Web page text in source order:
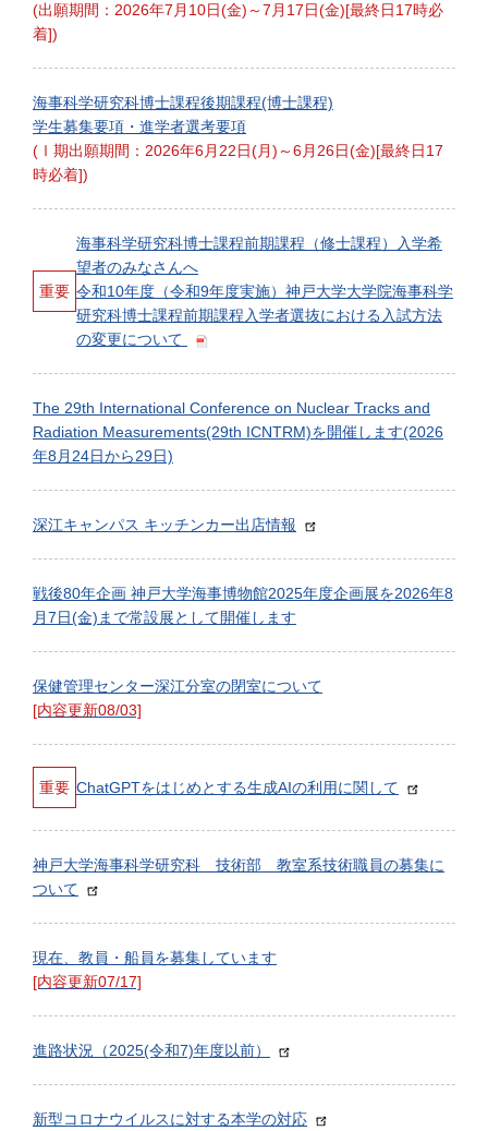
(出願期間：2026年7月10日(金)～7月17日(金)[最終日17時必
着])
海事科学研究科博士課程後期課程(博士課程)
学生募集要項・進学者選考要項
(Ⅰ期出願期間：2026年6月22日(月)～6月26日(金)[最終日17
時必着])
重要
海事科学研究科博士課程前期課程（修士課程）入学希
望者のみなさんへ
令和10年度（令和9年度実施）神戸大学大学院海事科学
研究科博士課程前期課程入学者選抜における入試方法
の変更について
The 29th International Conference on Nuclear Tracks and
Radiation Measurements(29th ICNTRM)を開催します(2026
年8月24日から29日)
深江キャンパス キッチンカー出店情報
戦後80年企画 神戸大学海事博物館2025年度企画展を2026年8
月7日(金)まで常設展として開催します
保健管理センター深江分室の閉室について
[内容更新08/03]
重要 ChatGPTをはじめとする生成AIの利用に関して
神戸大学海事科学研究科 技術部 教室系技術職員の募集に
ついて
現在、教員・船員を募集しています
[内容更新07/17]
進路状況（2025(令和7)年度以前）
新型コロナウイルスに対する本学の対応